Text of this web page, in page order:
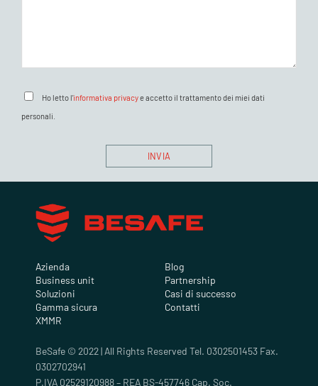
Ho letto l'informativa privacye accetto il trattamento dei miei dati
personali.
Azienda
Business unit
Soluzioni
Gamma sicura
XMMR
Blog
Partnership
Casi di successo
Contatti
BeSafe © 2022 | All Rights Reserved Tel. 0302501453 Fax.
0302702941
P.IVA 02529120988 – REA BS-457746 Cap. Soc.